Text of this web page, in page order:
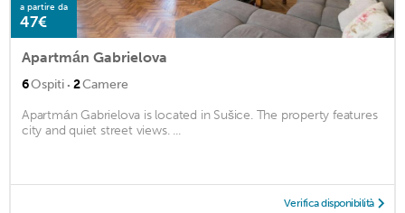
a partire da
47€
Apartmán Gabrielova
6Ospiti · 2Camere
Apartmán Gabrielova is located in Sušice. The property features
city and quiet street views. ...
Verifica disponibilità